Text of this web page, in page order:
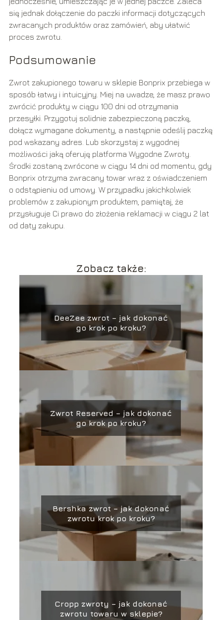
się jednak dołączenie do paczki informacji dotyczących
zwracanych produktów oraz zamówień, aby ułatwić
proces zwrotu.
Podsumowanie
Zwrot zakupionego towaru w sklepie Bonprix przebiega w
sposób łatwy i intuicyjny. Miej na uwadze, że masz prawo
zwrócić produkty w ciągu 100 dni od otrzymania
przesyłki. Przygotuj solidnie zabezpieczoną paczkę,
dołącz wymagane dokumenty, a następnie odeślij paczkę
pod wskazany adres. Lub skorzystaj z wygodnej
możliwości jaką oferuję platforma Wygodne Zwroty.
Środki zostaną zwrócone w ciągu 14 dni od momentu, gdy
Bonprix otrzyma zwracany towar wraz z oświadczeniem
o odstąpieniu od umowy. W przypadku jakichkolwiek
problemów z zakupionym produktem, pamiętaj, że
przysługuje Ci prawo do złożenia reklamacji w ciągu 2 lat
od daty zakupu.
Zobacz także:
DeeZee zwrot – jak dokonać
go krok po kroku?
Zwrot Reserved – jak dokonać
go krok po kroku?
Bershka zwrot – jak dokonać
zwrotu krok po kroku?
Cropp zwroty – jak dokonać
zwrotu towaru w sklepie?